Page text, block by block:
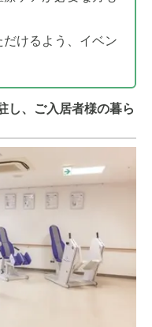
けるよう、イベン
し、ご入居者様の暮ら